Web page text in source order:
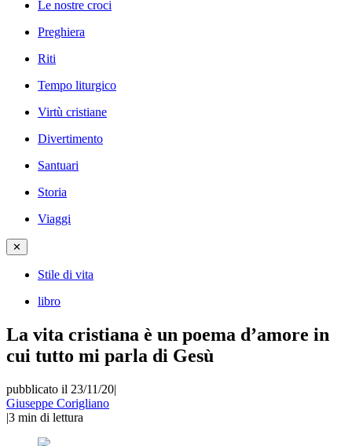
Le nostre croci
Preghiera
Riti
Tempo liturgico
Virtù cristiane
Divertimento
Santuari
Storia
Viaggi
✕
Stile di vita
libro
La vita cristiana è un poema d’amore in
cui tutto mi parla di Gesù
pubblicato il 23/11/20|
Giuseppe Corigliano
|3 min di lettura